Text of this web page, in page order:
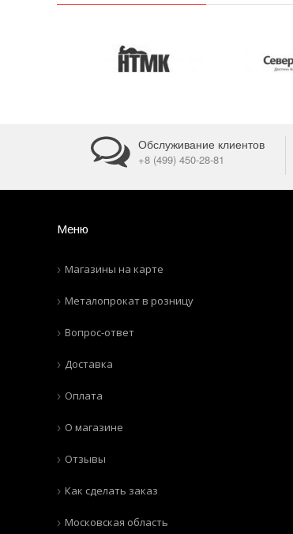
Обслуживание клиентов
+8 (499) 450-28-81
Меню
Магазины на карте
Металопрокат в розницу
Вопрос-ответ
Доставка
Оплата
О магазине
Отзывы
Как сделать заказ
Московская область